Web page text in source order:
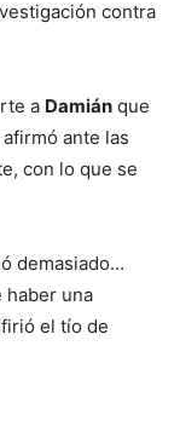
contra
a Damián que
ante las
con lo que se
demasiado…
haber una
el tío de